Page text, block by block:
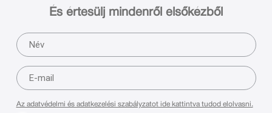
És értesülj mindenről elsőkézből
Az adatvédelmi és adatkezelési szabályzatot ide kattintva tudod elolvasni.